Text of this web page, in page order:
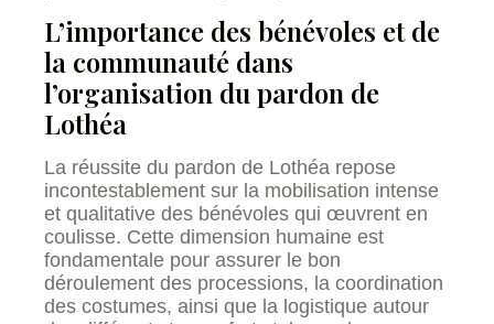
L’importance des bénévoles et de
la communauté dans
l’organisation du pardon de
Lothéa
La réussite du pardon de Lothéa repose
incontestablement sur la mobilisation intense
et qualitative des bénévoles qui œuvrent en
coulisse. Cette dimension humaine est
fondamentale pour assurer le bon
déroulement des processions, la coordination
des costumes, ainsi que la logistique autour